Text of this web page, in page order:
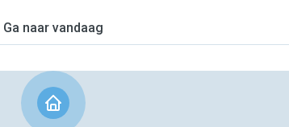
Ga naar vandaag